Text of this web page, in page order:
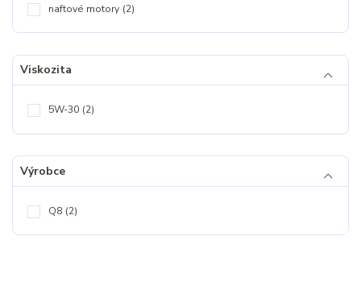
naftové motory (2)
Viskozita
5W-30 (2)
Výrobce
Q8 (2)